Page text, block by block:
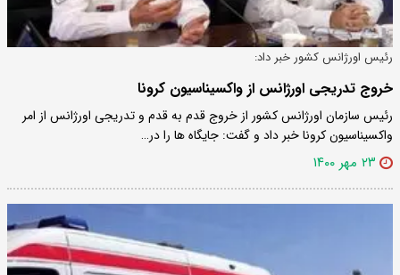
رئیس اورژانس کشور خبر داد:
خروج تدریجی اورژانس از واکسیناسیون کرونا
رئیس سازمان اورژانس کشور از خروج قدم به قدم و تدریجی اورژانس از امر
واکسیناسیون کرونا خبر داد و گفت: جایگاه ها را در…
۲۳ مهر ۱۴۰۰